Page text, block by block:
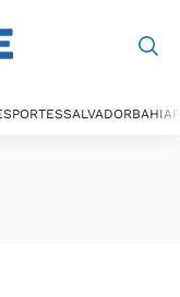
SALVADORBAHIA